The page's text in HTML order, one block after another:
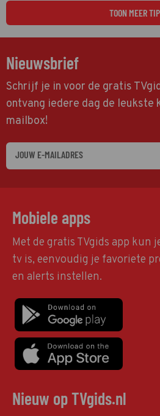
TOON MEER
Nieuwsbrief
Schrijf je in voor de gratis
ontvang iedere dag de
mailbox!
Mobiele apps
Met de gratis TVgids app kun
tv is, eenvoudig je favoriete
en alerts instellen.
Nieuw op TVgids.nl